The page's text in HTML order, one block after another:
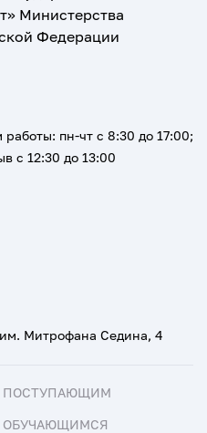
Министерства
Федерации
Митрофана Седина, 4
пн-чт с 8:30 до 17:00;
с 12:30 до 13:00
ПОСТУПАЮЩИМ
ОБУЧАЮЩИМСЯ